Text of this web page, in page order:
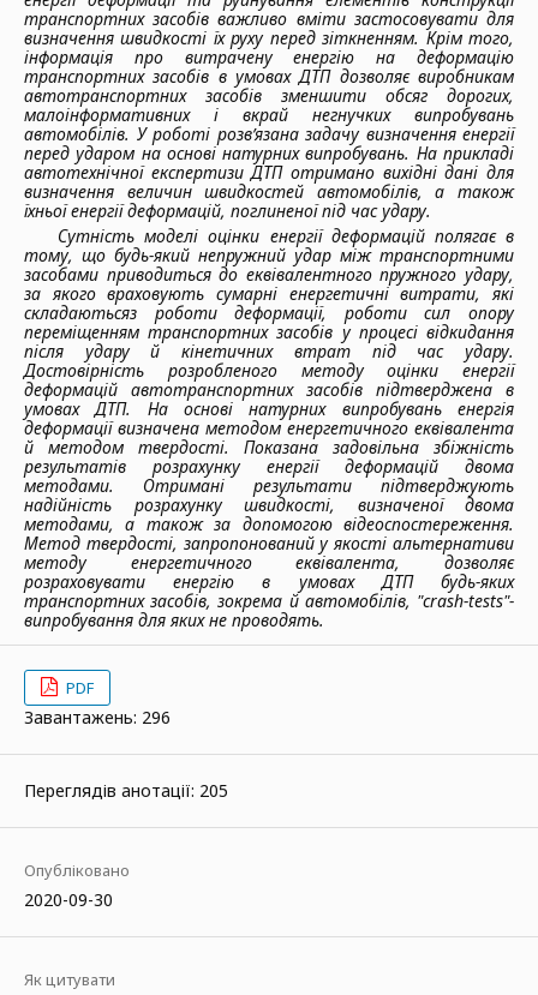
транспортних засобів важливо вміти застосовувати для
визначення швидкості їх руху перед зіткненням. Крім того,
інформація про витрачену енергію на деформацію
транспортних засобів в умовах ДТП дозволяє виробникам
автотранспортних засобів зменшити обсяг дорогих,
малоінформативних і вкрай негнучких випробувань
автомобілів. У роботі розв’язана задачу визначення енергії
перед ударом на основі натурних випробувань. На прикладі
автотехнічної експертизи ДТП отримано вихідні дані для
визначення величин швидкостей автомобілів, а також
їхньої енергії деформацій, поглиненої під час удару.
Сутність моделі оцінки енергії деформацій полягає в
тому, що будь-який непружний удар між транспортними
засобами приводиться до еквівалентного пружного удару,
за якого враховують сумарні енергетичні витрати, які
складаютьсяз роботи деформації, роботи сил опору
переміщенням транспортних засобів у процесі відкидання
після удару й кінетичних втрат під час удару.
Достовірність розробленого методу оцінки енергії
деформацій автотранспортних засобів підтверджена в
умовах ДТП. На основі натурних випробувань енергія
деформації визначена методом енергетичного еквівалента
й методом твердості. Показана задовільна збіжність
результатів розрахунку енергії деформацій двома
методами. Отримані результати підтверджують
надійність розрахунку швидкості, визначеної двома
методами, а також за допомогою відеоспостереження.
Метод твердості, запропонований у якості альтернативи
методу енергетичного еквівалента, дозволяє
розраховувати енергію в умовах ДТП будь-яких
транспортних засобів, зокрема й автомобілів, "crash-tests"-
випробування для яких не проводять.
PDF
Завантажень: 296
Переглядів анотації: 205
Опубліковано
2020-09-30
Як цитувати